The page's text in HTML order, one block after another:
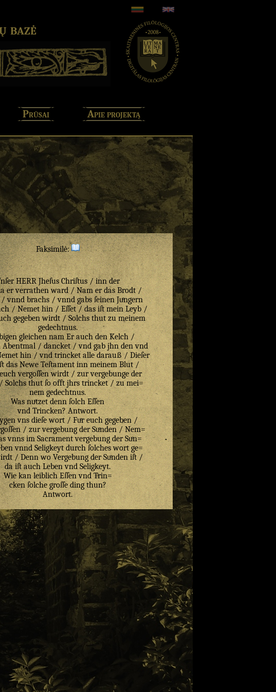
bazė
Prūsai Apie projektą
Faksimilė:
HERR Jheſus Chriſtus / inn der
er verrathen ward / Nam er das Brodt /
vnnd brachs / vnnd gabs ſeinen Juͤngern
/ Nemet hin / Eſſet / das iſt mein Leyb /
gegeben wirdt / Solchs thut zu meinem
gedechtnus.
gleichen nam Er auch den Kelch /
Abentmal / dancket / vnd gab jhn den vnd
hin / vnd trincket alle darauß / Dieſer
das Newe Teſtament inn meinem Blut /
vergoſſen wirdt / zur vergebunge der
Solchs thut ſo offt jhrs trincket / zu mei=
nem gedechtnus.
Was nuͤtzet denn ſolch Eſſen
vnd Trincken? Antwort.
vns dieſe wort / Fuͤr euch gegeben /
/ zur vergebung der Suͤnden / Nem=
vnns im Sacrament vergebung der Suͤn=
vnnd Seligkeyt durch ſolches wort ge=
/ Denn wo Vergebung der Suͤnden iſt /
da iſt auch Leben vnd Seligkeyt.
Wie kan leiblich Eſſen vnd Trin=
cken ſolche groſſe ding thun?
Antwort.